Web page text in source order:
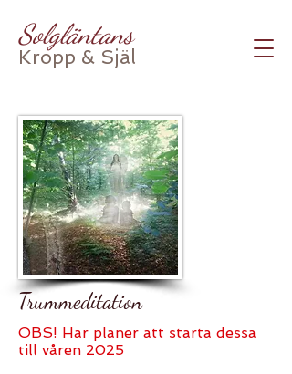
Solgläntans
Kropp & Själ
Trummeditation
OBS! Har planer att starta dessa
till våren 2025